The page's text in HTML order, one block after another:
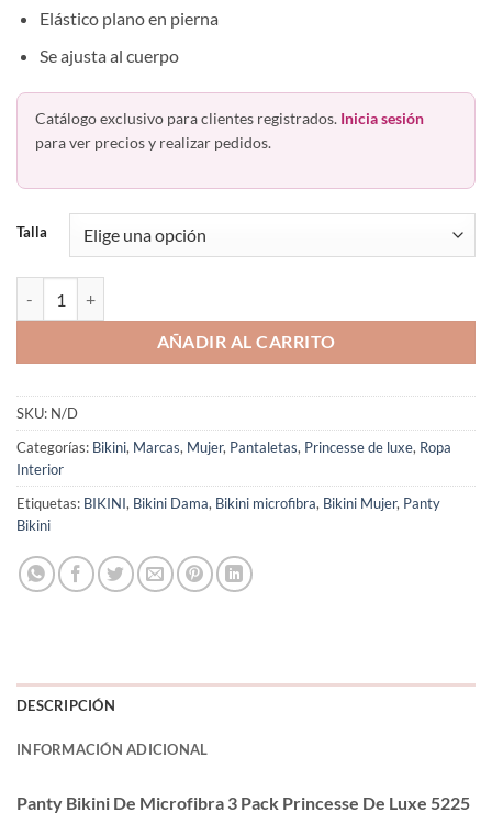
Elástico plano en pierna
Se ajusta al cuerpo
Catálogo exclusivo para clientes registrados. Inicia sesión
para ver precios y realizar pedidos.
Talla
AÑADIR AL CARRITO
SKU: N/D
Categorías: Bikini, Marcas, Mujer, Pantaletas, Princesse de luxe, Ropa
Interior
Etiquetas: BIKINI, Bikini Dama, Bikini microfibra, Bikini Mujer, Panty
Bikini
DESCRIPCIÓN
INFORMACIÓN ADICIONAL
Panty Bikini De Microfibra 3 Pack Princesse De Luxe 5225